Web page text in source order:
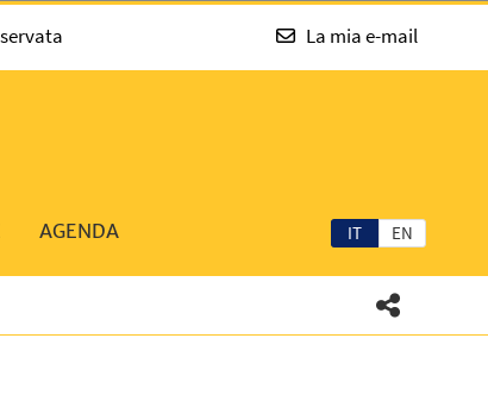
La mia e-mail
IT EN
AGENDA